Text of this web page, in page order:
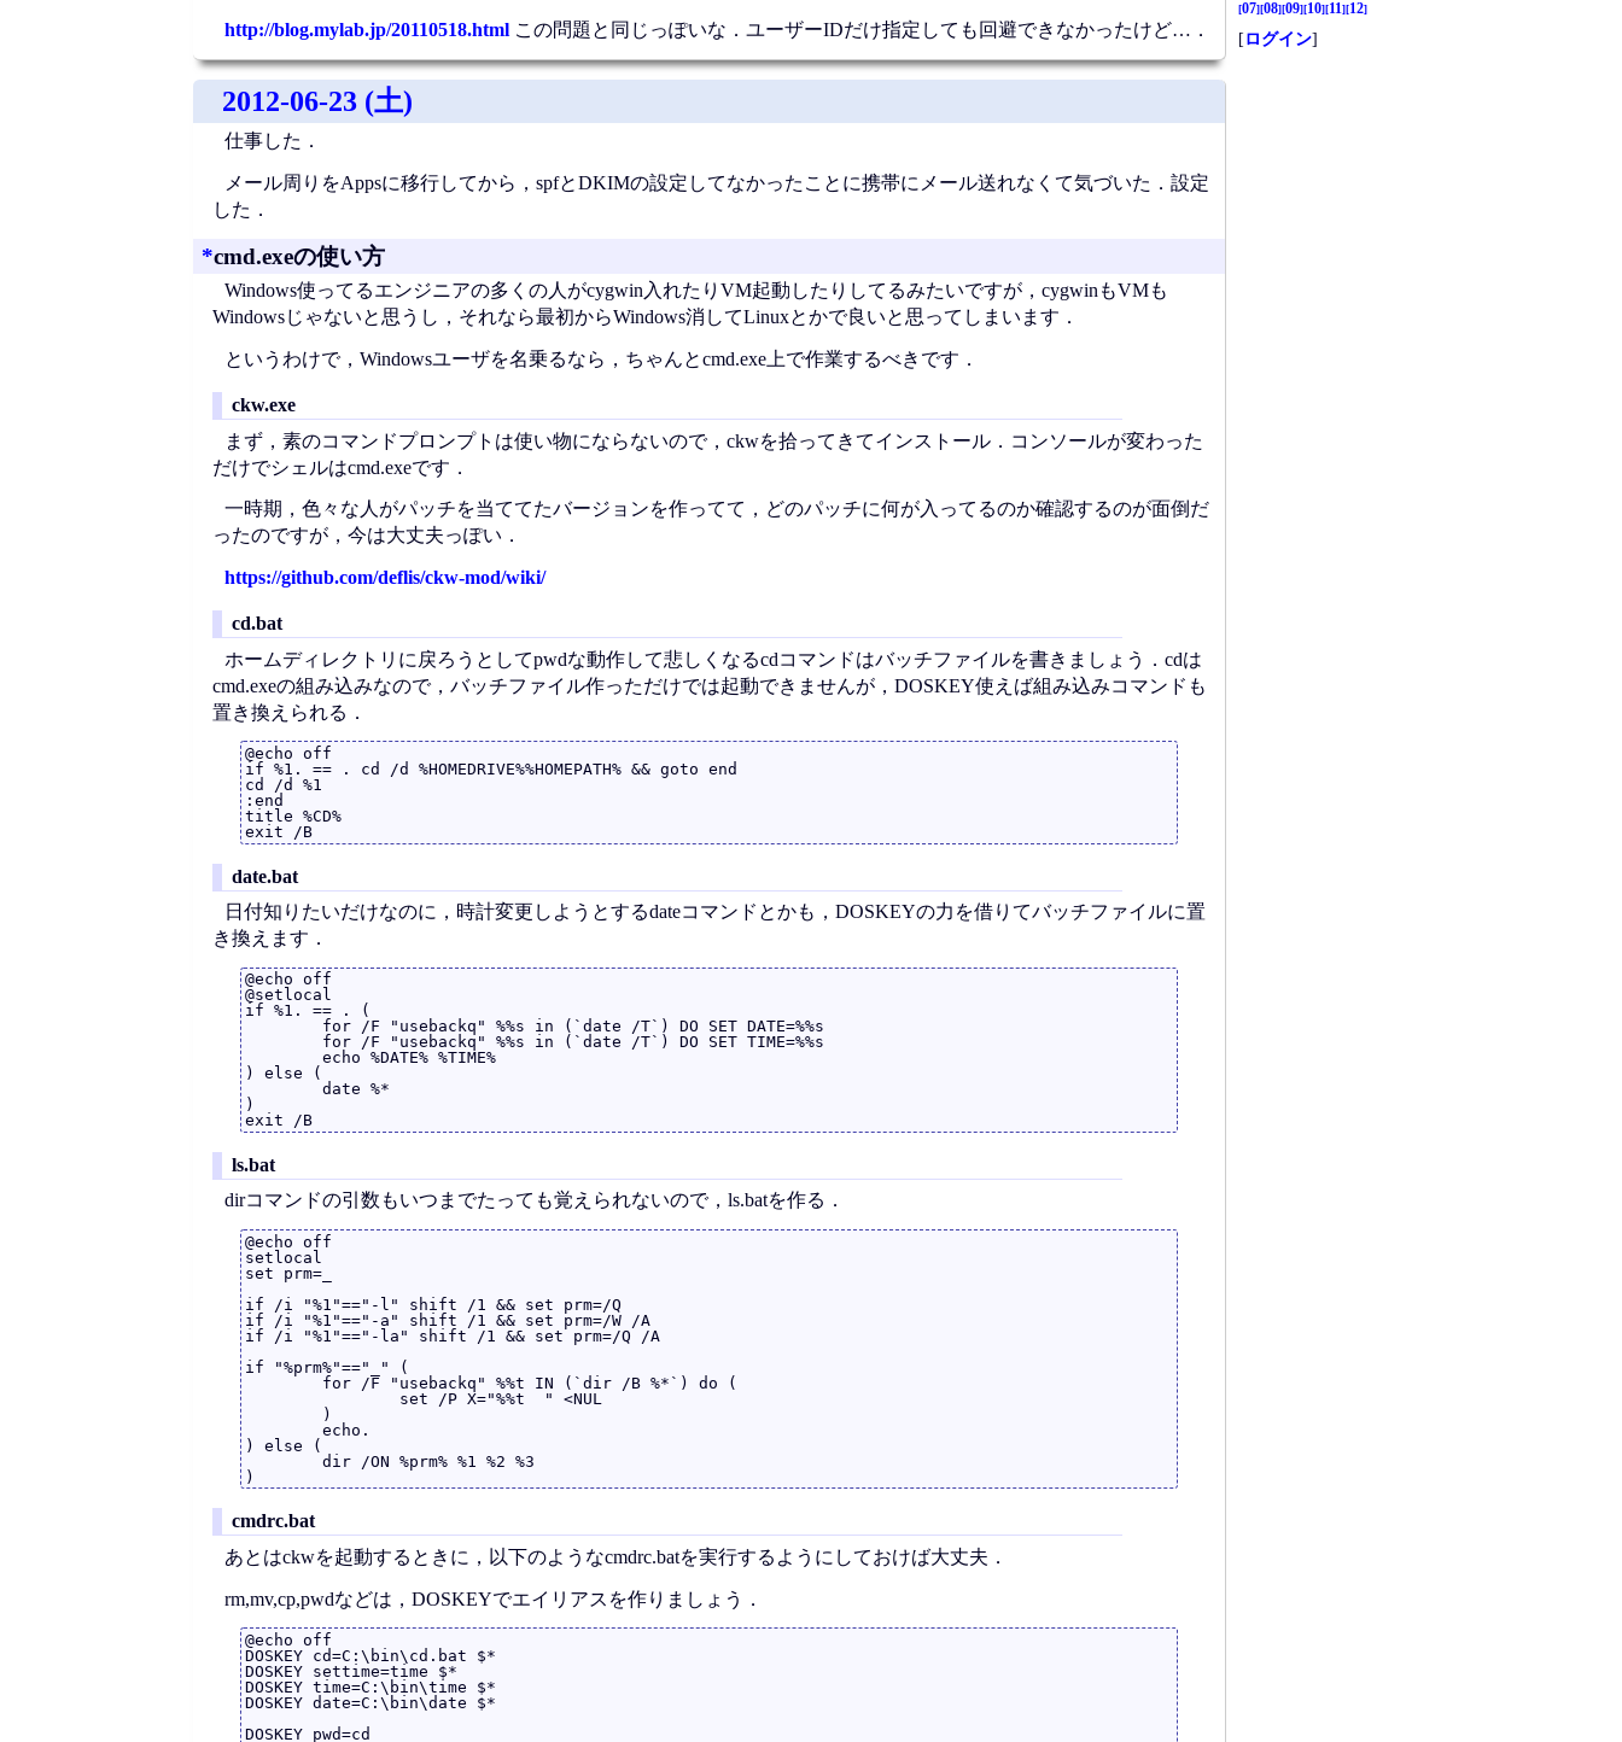
http://blog.mylab.jp/20110518.htmlこの問題と同じっぽいな．ユーザーIDだけ指定しても回避できなかったけど…．
2012-06-23 (土)
仕事した．
メール周りをAppsに移行してから，spfとDKIMの設定してなかったことに携帯にメール送れなくて気づいた．設定
した．
*cmd.exeの使い方
Windows使ってるエンジニアの多くの人がcygwin入れたりVM起動したりしてるみたいですが，cygwinもVMも
Windowsじゃないと思うし，それなら最初からWindows消してLinuxとかで良いと思ってしまいます．
というわけで，Windowsユーザを名乗るなら，ちゃんとcmd.exe上で作業するべきです．
ckw.exe
まず，素のコマンドプロンプトは使い物にならないので，ckwを拾ってきてインストール．コンソールが変わった
だけでシェルはcmd.exeです．
一時期，色々な人がパッチを当ててたバージョンを作ってて，どのパッチに何が入ってるのか確認するのが面倒だ
ったのですが，今は大丈夫っぽい．
https://github.com/deflis/ckw-mod/wiki/
cd.bat
ホームディレクトリに戻ろうとしてpwdな動作して悲しくなるcdコマンドはバッチファイルを書きましょう．cdは
cmd.exeの組み込みなので，バッチファイル作っただけでは起動できませんが，DOSKEY使えば組み込みコマンドも
置き換えられる．
@echo off
if %1. == . cd /d %HOMEDRIVE%%HOMEPATH% && goto end
cd /d %1
:end
title %CD%
exit /B
date.bat
日付知りたいだけなのに，時計変更しようとするdateコマンドとかも，DOSKEYの力を借りてバッチファイルに置
き換えます．
@echo off
@setlocal
if %1. == . (
) else (
)
exit /B
ls.bat
dirコマンドの引数もいつまでたっても覚えられないので，ls.batを作る．
@echo off
setlocal
set prm=_
if /i "%1"=="-l" shift /1 && set prm=/Q
if /i "%1"=="-a" shift /1 && set prm=/W /A
if /i "%1"=="-la" shift /1 && set prm=/Q /A
if "%prm%"=="_" (
) else (
cmdrc.bat
あとはckwを起動するときに，以下のようなcmdrc.batを実行するようにしておけば大丈夫．
rm,mv,cp,pwdなどは，DOSKEYでエイリアスを作りましょう．
@echo off
DOSKEY cd=C:\bin\cd.bat $*
DOSKEY settime=time $*
DOSKEY time=C:\bin\time $*
DOSKEY date=C:\bin\date $*
DOSKEY pwd=cd
07 08 09 10 11 12
[ログイン]